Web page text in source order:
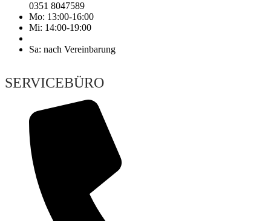
0351 8047589
Mo: 13:00-16:00
Mi: 14:00-19:00
Sa: nach Vereinbarung
SERVICEBÜRO